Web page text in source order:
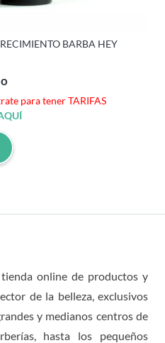
BARBA HEY
para tener TARIFAS
online de productos y
de la belleza, exclusivos
y medianos centros de
hasta los pequeños